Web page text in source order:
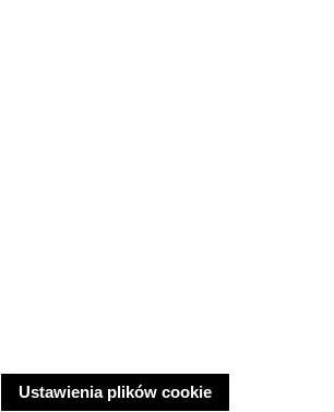
Ustawienia plików cookie